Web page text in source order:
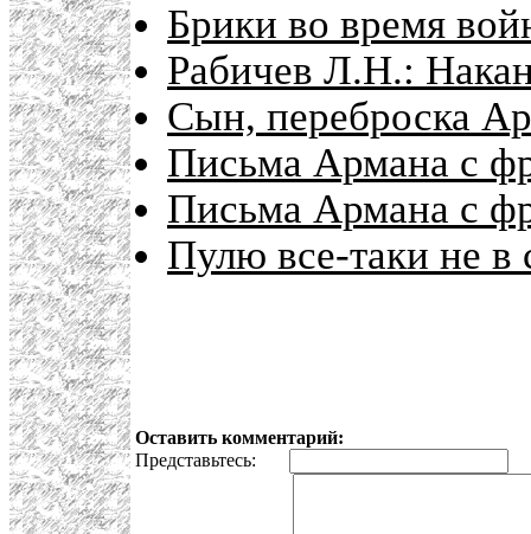
Брики во время
Рабичев Л.Н.:
Сын, переброска
Письма Армана с
Письма Армана с
Пулю все-таки не в
Оставить комментарий:
Представьтесь: